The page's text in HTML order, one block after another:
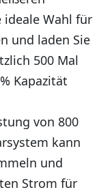
Wahl für
und laden Sie
500 Mal
Kapazität
von 800
kann
und
Strom für